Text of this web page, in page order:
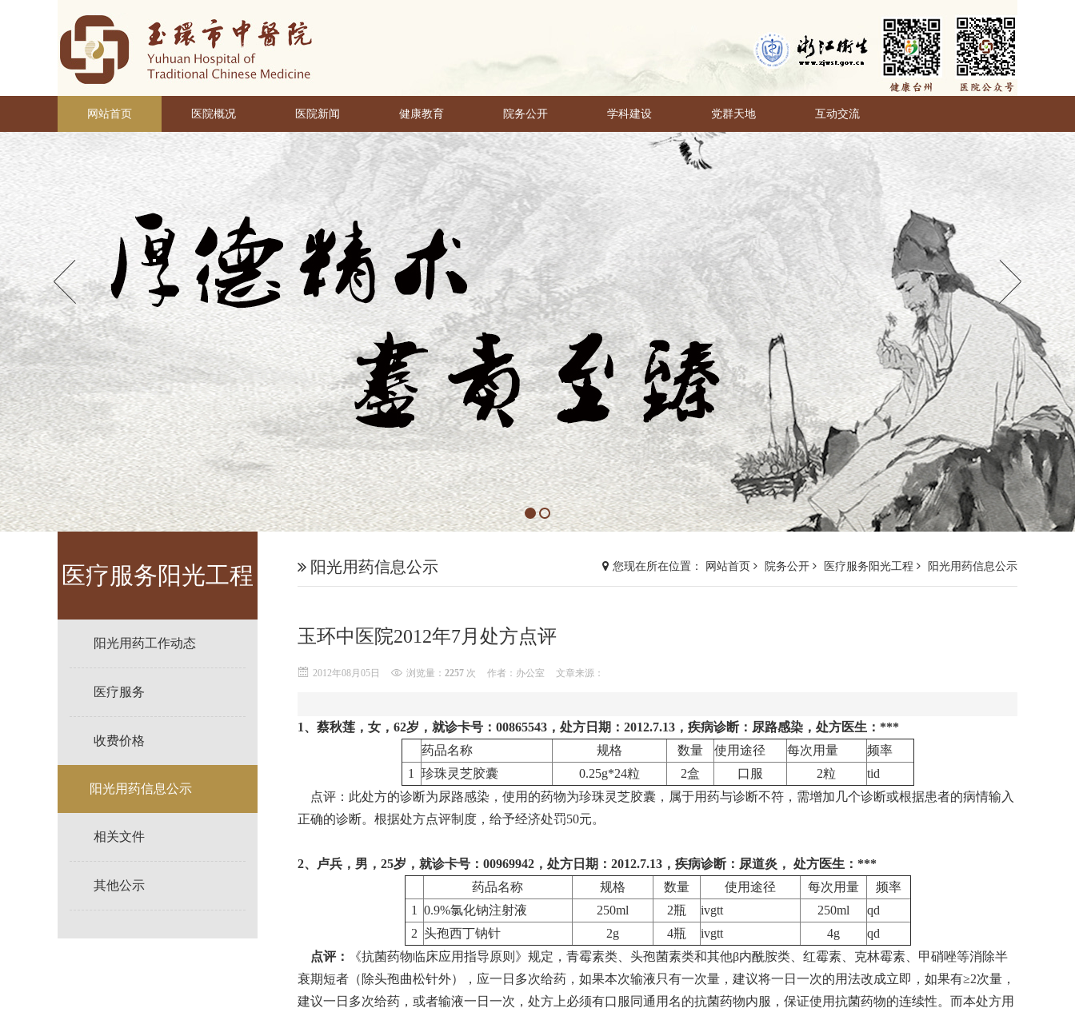
网站首页 医院概况 医院新闻 健康教育 院务公开 学科建设 党群天地 互动交流
医疗服务阳光工程
阳光用药工作动态
医疗服务
收费价格
阳光用药信息公示
相关文件
其他公示
您现在所在位置： 网站首页 院务公开 医疗服务阳光工程 阳光用药信息公示
阳光用药信息公示
玉环中医院2012年7月处方点评
2012年08月05日 浏览量： 2257 次 作者：办公室 文章来源：
1、蔡秋莲，女，62岁，就诊卡号：00865543，处方日期：2012.7.13，疾病诊断：尿路感染，处方医生：***
药品名称
规格 数量 使用途径 每次用量
频率
1
珍珠灵芝胶囊 0.25g*24粒 2盒 口服 2粒
tid
点评：此处方的诊断为尿路感染，使用的药物为珍珠灵芝胶囊，属于用药与诊断不符，需增加几个诊断或根据患者的病情输入
正确的诊断。根据处方点评制度，给予经济处罚50元。
2、卢兵，男，25岁，就诊卡号：00969942，处方日期：2012.7.13，疾病诊断：尿道炎， 处方医生：***
药品名称
规格 数量 使用途径 每次用量
频率
1
0.9%氯化钠注射液 250ml 2瓶 ivgtt 250ml
qd
2 头孢西丁钠针 2g 4瓶 ivgtt 4g
qd
点评：
《抗菌药物临床应用指导原则》规定，青霉素类、头孢菌素类和其他β内酰胺类、红霉素、克林霉素、甲硝唑等消除半
衰期短者（除头孢曲松针外），应一日多次给药，如果本次输液只有一次量，建议将一日一次的用法改成立即，如果有≥2次量，
建议一日多次给药，或者输液一日一次，处方上必须有口服同通用名的抗菌药物内服，保证使用抗菌药物的连续性。而本处方用